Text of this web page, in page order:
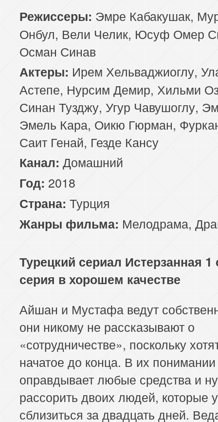
85 серия
86 серия
87 серия
89 серия
90 серия
91 серия
93 серия
94 серия
97 серия
98 серия 99 серия
101 серия
102 серия 103 серия
105 серия
106 серия 107 серия
109 серия
110 серия
113 серия
117 серия
118 серия
125 серия
126 серия 127 серия
129 серия
130 серия 131 серия
133 серия
134 серия 135 серия
137 серия
138 серия 139 серия
141 серия
142 серия 143 серия
145 серия
146 серия 147 серия
149 серия
150 серия 151 серия
Режиссеры: Эмре Кабакушак,
Онбул, Вели Челик, Юсуф Омер
Осман Синав
Актеры: Ирем Хельваджиоглу,
Астепе, Нурсим Демир, Хильми
Синан Тузджу, Угур Чавушоглу,
Эмель Кара, Оикю Гюрман,
Саит Генай, Гезде Кансу
Канал: Домашний
Год: 2018
Страна: Турция
Жанры фильма: Мелодрама,
Турецкий сериал Истерзанная 1
серия в хорошем качестве
Айшан и Мустафа ведут
они никому не рассказывают о
«сотрудничестве», поскольку
начатое до конца. В их
оправдывает любые средства и
рассорить двоих людей, которые
сблизиться за двадцать дней.